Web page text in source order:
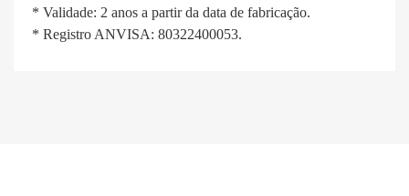
* Validade: 2 anos a partir da data de fabricação.
* Registro ANVISA: 80322400053.